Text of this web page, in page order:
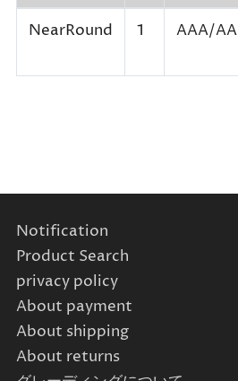
NearRound 1 AAA/AA
Notification
Product Search
privacy policy
About payment
About shipping
About returns